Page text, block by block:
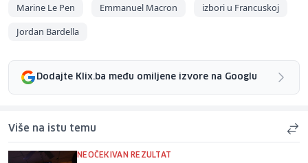
Marine Le Pen Emmanuel Macron
izbori u Francuskoj
Jordan Bardella
Dodajte Klix.ba među omiljene izvore na Googlu
Više na istu temu
NEOČEKIVAN REZULTAT